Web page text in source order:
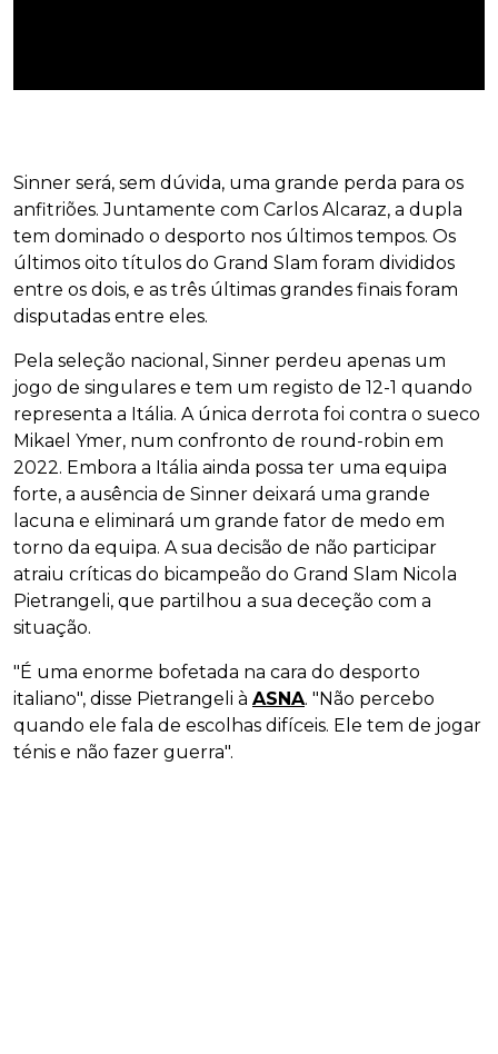
Sinner será, sem dúvida, uma grande perda para os
anfitriões. Juntamente com Carlos Alcaraz, a dupla
tem dominado o desporto nos últimos tempos. Os
últimos oito títulos do Grand Slam foram divididos
entre os dois, e as três últimas grandes finais foram
disputadas entre eles.
Pela seleção nacional, Sinner perdeu apenas um
jogo de singulares e tem um registo de 12-1 quando
representa a Itália. A única derrota foi contra o sueco
Mikael Ymer, num confronto de round-robin em
2022. Embora a Itália ainda possa ter uma equipa
forte, a ausência de Sinner deixará uma grande
lacuna e eliminará um grande fator de medo em
torno da equipa. A sua decisão de não participar
atraiu críticas do bicampeão do Grand Slam Nicola
Pietrangeli, que partilhou a sua deceção com a
situação.
"É uma enorme bofetada na cara do desporto
italiano", disse Pietrangeli à ASNA. "Não percebo
quando ele fala de escolhas difíceis. Ele tem de jogar
ténis e não fazer guerra".